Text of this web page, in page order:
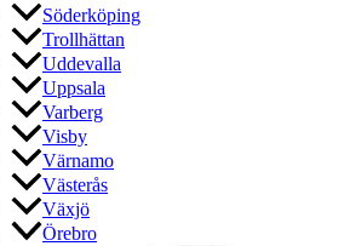
Söderköping
Trollhättan
Uddevalla
Uppsala
Varberg
Visby
Värnamo
Västerås
Växjö
Örebro